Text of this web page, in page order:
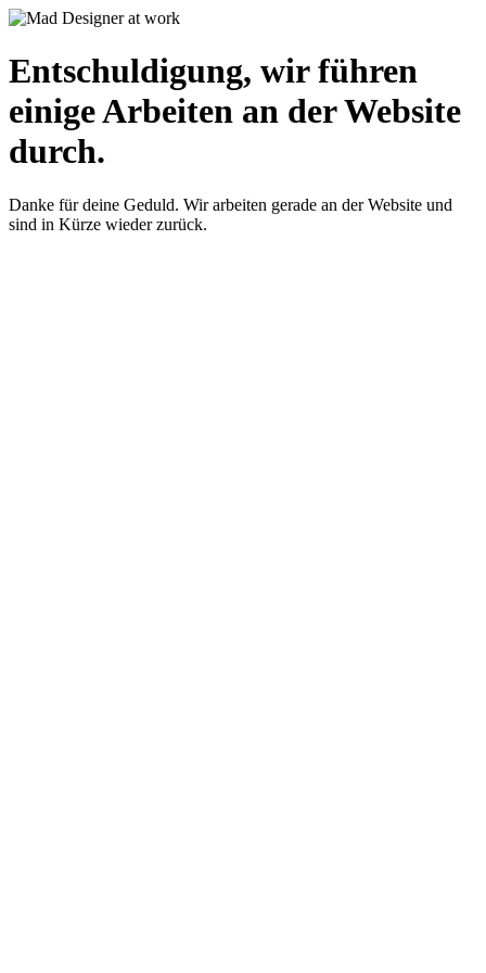
Entschuldigung, wir führen
einige Arbeiten an der Website
durch.
Danke für deine Geduld. Wir arbeiten gerade an der Website und
sind in Kürze wieder zurück.